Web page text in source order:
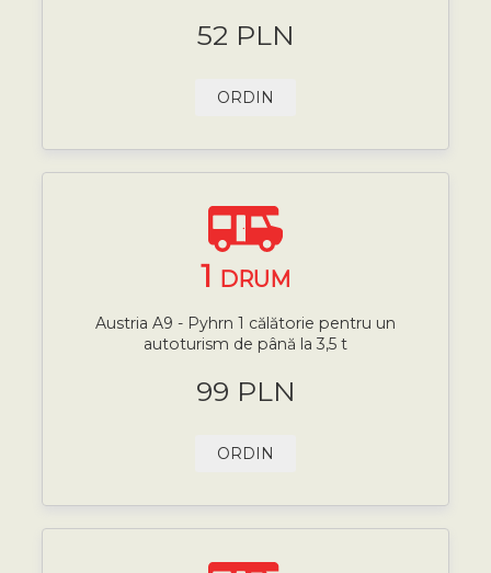
52 PLN
ORDIN
1 DRUM
Austria A9 - Pyhrn 1 călătorie pentru un
autoturism de până la 3,5 t
99 PLN
ORDIN